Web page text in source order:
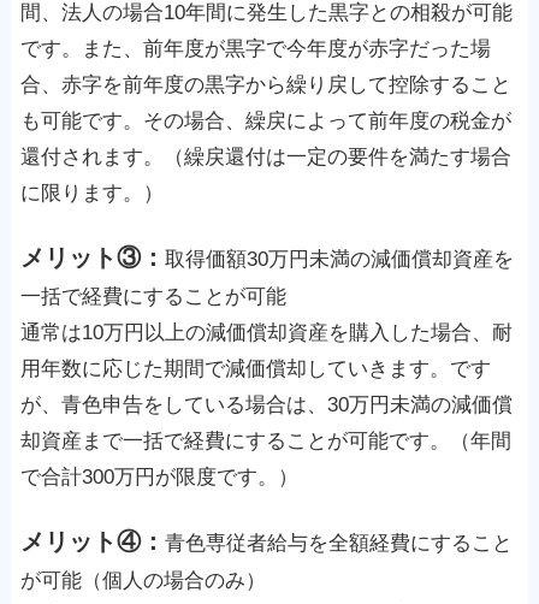
間、法人の場合10年間に発生した黒字との相殺が可能
です。また、前年度が黒字で今年度が赤字だった場
合、赤字を前年度の黒字から繰り戻して控除すること
も可能です。その場合、繰戻によって前年度の税金が
還付されます。（繰戻還付は一定の要件を満たす場合
に限ります。）
メリット③：取得価額30万円未満の減価償却資産を
一括で経費にすることが可能
通常は10万円以上の減価償却資産を購入した場合、耐
用年数に応じた期間で減価償却していきます。です
が、青色申告をしている場合は、30万円未満の減価償
却資産まで一括で経費にすることが可能です。（年間
で合計300万円が限度です。）
メリット④：青色専従者給与を全額経費にすること
が可能（個人の場合のみ）